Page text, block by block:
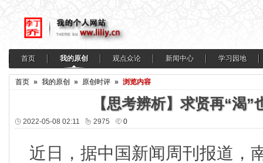
首页 我的原创 观点众论 新闻中心 学习园地
首页 » 我的原创 » 原创时评 » 浏览内容
【思考辨析】求贤再“渴”
2022-05-08 02:11 2975 0
近日，据中国新闻周刊报道，